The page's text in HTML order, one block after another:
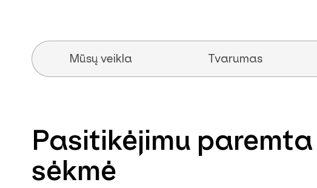
Mūsų veikla Tvarumas
Pasitikėjimu paremta
sėkmė